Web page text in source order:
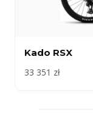
Kado RSX
33 351 zł